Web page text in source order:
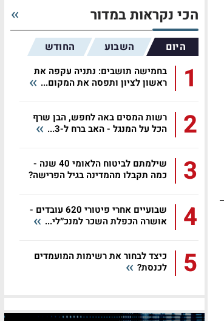
הכי נקראות במדור
היום השבוע החודש
1
בחמישה תושבים: נתניה עקפה את
ראשון לציון ותפסה את המקום...
2
רשות המסים באה לחפש, הבן שרף
הכל על המנגל - האב ברח ל-3...
3
שילמתם לביטוח הלאומי 40 שנה -
כמה תקבלו מהמדינה בגיל הפרישה?
4
שבועיים אחרי פיטורי 620 עובדים -
אושרה הכפלת השכר למנכ״לי...
5
כיצד לבחור את רשימות המועמדים
לכנסת?